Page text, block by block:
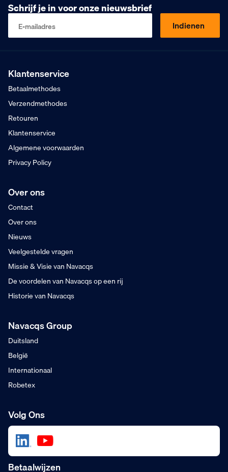
Dinsdag in huis
,5
Op basis van 453 beoordelingen
Kopen op rekening
Vanaf €75,- excl. BTW
Na 16:00 besteld
Dinsdag in huis
Schrijf je in voor onze nieuwsbrief
E-mailadres Indienen
Klantenservice
Betaalmethodes
Verzendmethodes
Retouren
Klantenservice
Algemene voorwaarden
Privacy Policy
Over ons
Contact
Over ons
Nieuws
Veelgestelde vragen
Missie & Visie van Navacqs
De voordelen van Navacqs op een rij
Historie van Navacqs
Navacqs Group
Duitsland
België
Internationaal
Robetex
Volg Ons
Betaalwijzen